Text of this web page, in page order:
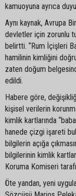
kamuoyuna ayrıca
Aynı kaynak, Avrupa
devletler için zorunlu
belirtti. “Rum İçişleri
hamilinin kimliğini
zaten doğum
edildi.
Habere göre,
kişisel verilerin
kimlik kartlarında
hanede çizgi işareti
bilgilerin açığa
bilgilerinin kimlik
Koruma Komiseri
Öte yandan, yeni